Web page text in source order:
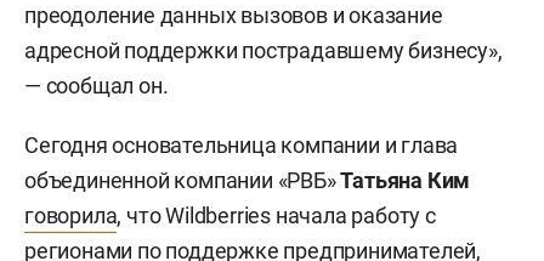
преодоление данных вызовов и оказание
адресной поддержки пострадавшему бизнесу»,
— сообщал он.
Сегодня основательница компании и глава
объединенной компании «РВБ»Татьяна Ким
говорила, что Wildberries начала работу с
регионами по поддержке предпринимателей,